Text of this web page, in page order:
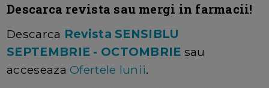
Descarca revista sau mergi in farmacii!
Descarca Revista SENSIBLU
SEPTEMBRIE - OCTOMBRIE sau
acceseazaOfertele lunii.